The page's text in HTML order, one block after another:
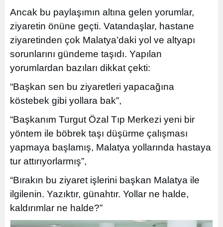
Ancak bu paylaşımın altına gelen yorumlar,
ziyaretin önüne geçti. Vatandaşlar, hastane
ziyaretinden çok Malatya’daki yol ve altyapı
sorunlarını gündeme taşıdı. Yapılan
yorumlardan bazıları dikkat çekti:
“Başkan sen bu ziyaretleri yapacağına
köstebek gibi yollara bak”,
“Başkanım Turgut Özal Tıp Merkezi yeni bir
yöntem ile böbrek taşı düşürme çalışması
yapmaya başlamış, Malatya yollarında hastaya
tur attırıyorlarmış”,
“Bırakın bu ziyaret işlerini başkan Malatya ile
ilgilenin. Yazıktır, günahtır. Yollar ne halde,
kaldırımlar ne halde?”